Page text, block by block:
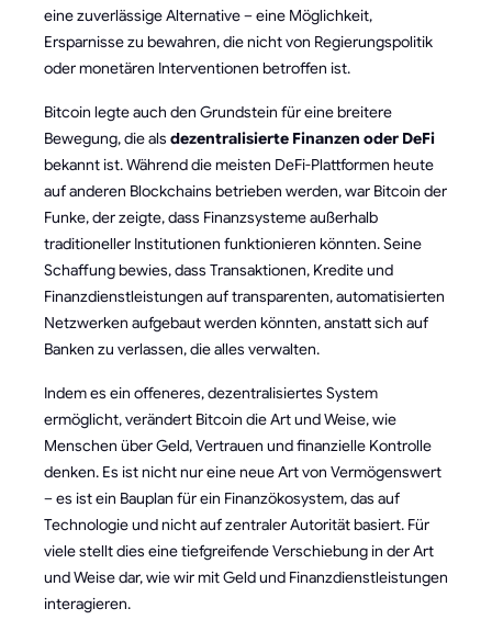
eine zuverlässige Alternative – eine Möglichkeit,
Ersparnisse zu bewahren, die nicht von Regierungspolitik
oder monetären Interventionen betroffen ist.
Bitcoin legte auch den Grundstein für eine breitere
Bewegung, die als dezentralisierte Finanzen oder DeFi
bekannt ist. Während die meisten DeFi-Plattformen heute
auf anderen Blockchains betrieben werden, war Bitcoin der
Funke, der zeigte, dass Finanzsysteme außerhalb
traditioneller Institutionen funktionieren könnten. Seine
Schaffung bewies, dass Transaktionen, Kredite und
Finanzdienstleistungen auf transparenten, automatisierten
Netzwerken aufgebaut werden könnten, anstatt sich auf
Banken zu verlassen, die alles verwalten.
Indem es ein offeneres, dezentralisiertes System
ermöglicht, verändert Bitcoin die Art und Weise, wie
Menschen über Geld, Vertrauen und finanzielle Kontrolle
denken. Es ist nicht nur eine neue Art von Vermögenswert
– es ist ein Bauplan für ein Finanzökosystem, das auf
Technologie und nicht auf zentraler Autorität basiert. Für
viele stellt dies eine tiefgreifende Verschiebung in der Art
und Weise dar, wie wir mit Geld und Finanzdienstleistungen
interagieren.